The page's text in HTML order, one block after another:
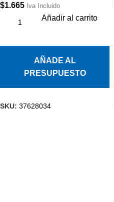
$1.665 Iva Incluido
Añadir al carrito
AÑADE AL
PRESUPUESTO
SKU: 37628034